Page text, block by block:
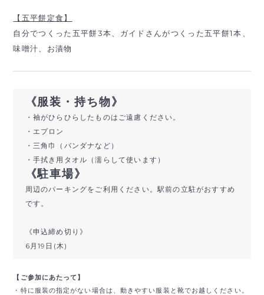
【五平餅定食】
自分でつくった五平餅3本、ガイドさんがつくった五平餅1本、
味噌汁、お漬物
《服装・持ち物》
・袖がひらひらしたものはご遠慮ください。
・エプロン
・三角巾（バンダナなど）
・手拭き用タオル（濡らして使います）
《駐車場》
周辺のパーキングをご利用ください。駅前の立駐がおすすめ
です。
《申込締め切り》
6月19日(木)
【ご参加にあたって】
・特に服装の指定がない場合は、動きやすい服装と靴でお越しください。